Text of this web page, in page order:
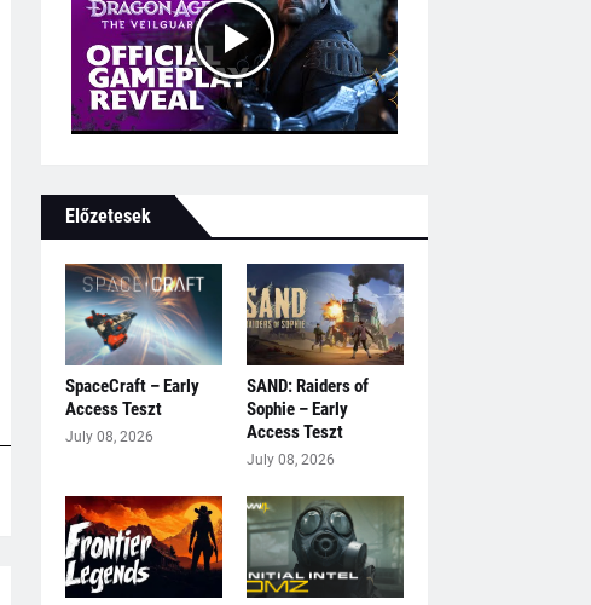
Előzetesek
SpaceCraft – Early
Access Teszt
July 08, 2026
SAND: Raiders of
Sophie – Early
Access Teszt
July 08, 2026